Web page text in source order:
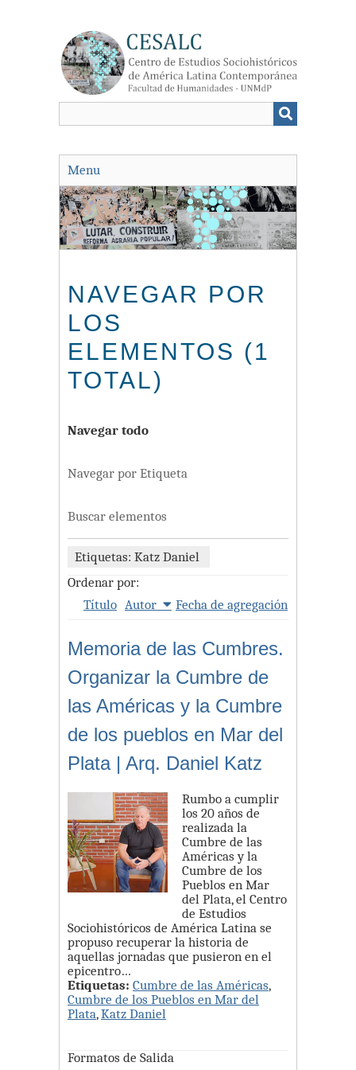
Menu
NAVEGAR POR
LOS
ELEMENTOS (1
TOTAL)
Navegar todo
Navegar por Etiqueta
Buscar elementos
Etiquetas: Katz Daniel
Ordenar por:
Título Autor Fecha de agregación
Memoria de las Cumbres.
Organizar la Cumbre de
las Américas y la Cumbre
de los pueblos en Mar del
Plata | Arq. Daniel Katz
Rumbo a cumplir
los 20 años de
realizada la
Cumbre de las
Américas y la
Cumbre de los
Pueblos en Mar
del Plata, el Centro
de Estudios
Sociohistóricos de América Latina se
propuso recuperar la historia de
aquellas jornadas que pusieron en el
epicentro…
Etiquetas: Cumbre de las Américas,
Cumbre de los Pueblos en Mar del
Plata,Katz Daniel
Formatos de Salida